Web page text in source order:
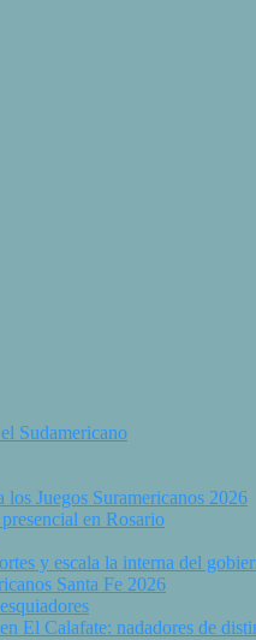
Sudamericano
Juegos Suramericanos 2026
en Rosario
y escala la interna del
Santa Fe 2026
El Calafate: nadadores de